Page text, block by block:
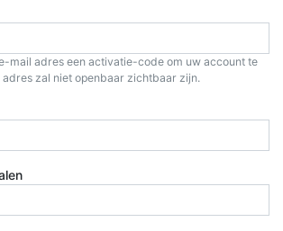
mail adres een activatie-code om uw account te
zal niet openbaar zichtbaar zijn.